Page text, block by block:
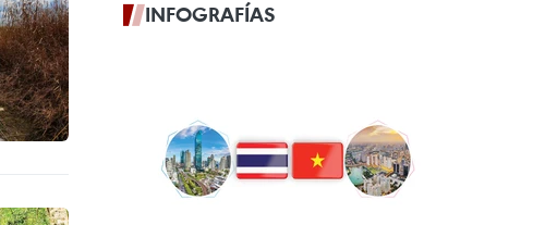
INFOGRAFÍAS